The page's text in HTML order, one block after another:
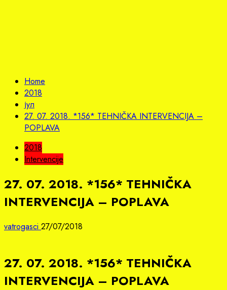
Home
2018
јул
27. 07. 2018. *156* TEHNIČKA INTERVENCIJA –
POPLAVA
2018
Intervencije
27. 07. 2018. *156* TEHNIČKA
INTERVENCIJA – POPLAVA
vatrogasci 27/07/2018
27. 07. 2018. *156* TEHNIČKA
INTERVENCIJA – POPLAVA